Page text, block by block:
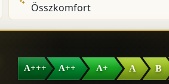
Összkomfort
A+++ A++ A+ A B